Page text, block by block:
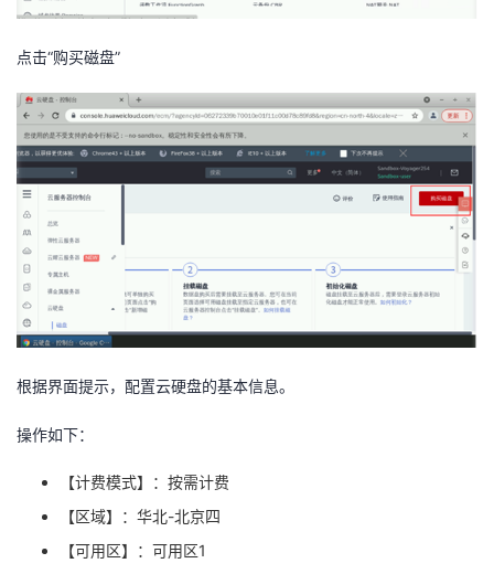
点击“购买磁盘”
根据界面提示，配置云硬盘的基本信息。
操作如下：
【计费模式】：按需计费
【区域】：华北-北京四
【可用区】：可用区1